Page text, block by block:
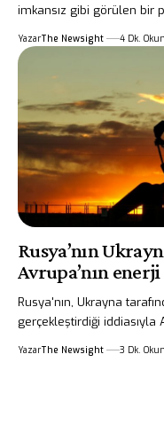
imkansız gibi görülen bir
YazarThe Newsight 4 Dk.
Rusya’nın
Avrupa’nın
Rusya'nın, Ukrayna
gerçekleştirdiği iddiasıyla
YazarThe Newsight 3 Dk.